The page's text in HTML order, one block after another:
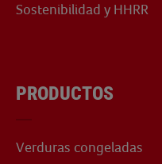
Sostenibilidad y HHRR
PRODUCTOS
Verduras congeladas